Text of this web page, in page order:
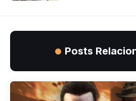
Posts